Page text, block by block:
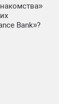
Bank»?